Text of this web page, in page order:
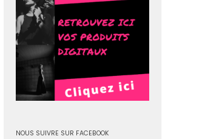
NOUS SUIVRE SUR FACEBOOK